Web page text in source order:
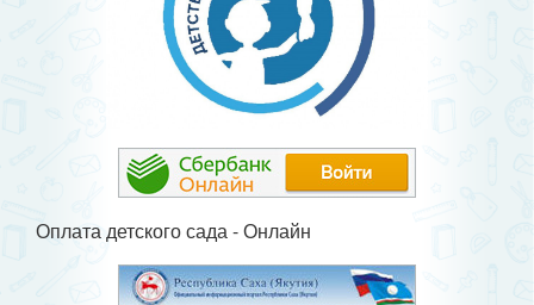
Оплата детского сада - Онлайн